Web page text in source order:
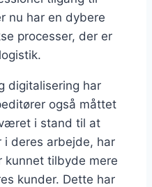
nu har en dybere
processer, der er
digitalisering har
også måttet
i stand til at
i deres arbejde, har
kunnet tilbyde mere
kunder. Dette har